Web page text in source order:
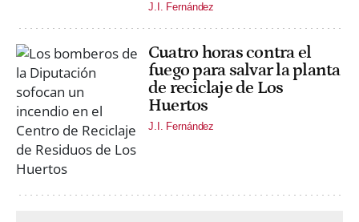
J.I. Fernández
Cuatro horas contra el
fuego para salvar la planta
de reciclaje de Los
Huertos
J.I. Fernández